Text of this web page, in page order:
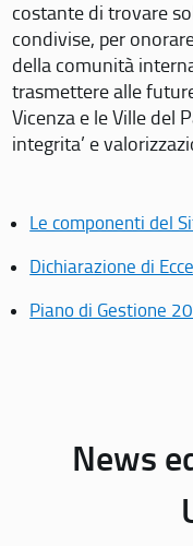
costante di trovare
condivise, per
della comunità
trasmettere alle
Vicenza e le Ville del
integrita’ e
Le componenti del
Dichiarazione di
Piano di Gestione
News